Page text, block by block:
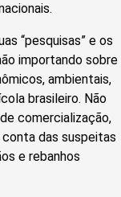
“pesquisas” e os
importando sobre
ambientais,
brasileiro. Não
comercialização,
das suspeitas
e rebanhos